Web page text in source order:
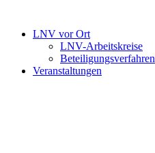
LNV vor Ort
LNV-Arbeitskreise
Beteiligungsverfahren
Veranstaltungen